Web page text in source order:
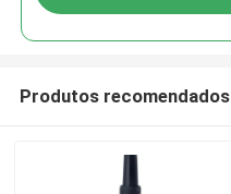
Produtos recomendados